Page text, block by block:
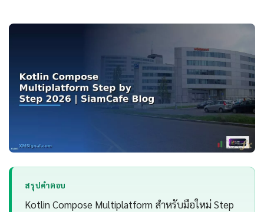
สรุปคำตอบ
Kotlin Compose Multiplatform สำหรับมือใหม่ Step